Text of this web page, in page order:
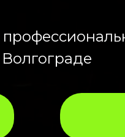
Волгограде